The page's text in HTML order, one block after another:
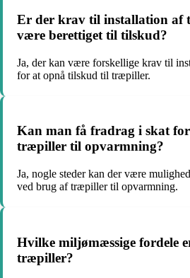
Er der krav til installation
være berettiget til tilskud?
Ja, der kan være forskellige krav til
for at opnå tilskud til træpiller.
Kan man få fradrag i skat
træpiller til opvarmning?
Ja, nogle steder kan der være
ved brug af træpiller til opvarmning.
Hvilke miljømæssige fordele
træpiller?